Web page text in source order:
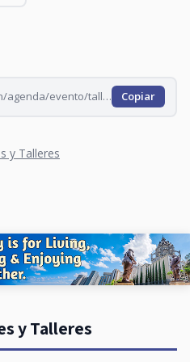
https://vivelacity.com/medellin/agenda/evento/taller-de-poesia-un-espacio-para-descubrir-leer-y--2026-06-29 Copiar
y Talleres
y Talleres